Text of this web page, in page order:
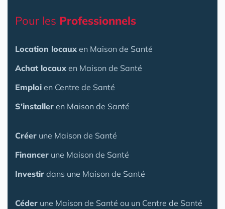
Pour les Professionnels
Location locaux en Maison de Santé
Achat locaux en Maison de Santé
Emploi en Centre de Santé
S'installer en Maison de Santé
Créer une Maison de Santé
Financer une Maison de Santé
Investir dans une Maison de Santé
Céder une Maison de Santé ou un Centre de Santé